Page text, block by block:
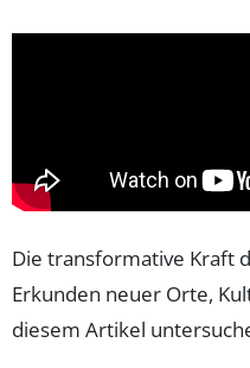
Die transformative Kraft
Erkunden neuer Orte,
diesem Artikel